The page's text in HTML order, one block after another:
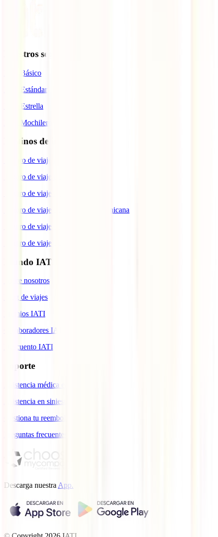
Nuestros seguros
IATI Básico
IATI Estándar
IATI Estrella
IATI Mochilero
Destinos de interés
Seguro de viaje a España
Seguro de viaje a Europa
Seguro de viaje a Estados Unidos
Seguro de viaje a República Dominicana
Seguro de viaje a Argentina
Seguro de viaje a Brasil
Mundo IATI
Sobre nosotros
Blog de viajes
Premios IATI
Colaboradores IATI
Descuento IATI
Soporte
Asistencia médica en viajes
Asistencia en siniestros
Gestiona tu reembolso
Preguntas frecuentes
Descarga nuestra App.